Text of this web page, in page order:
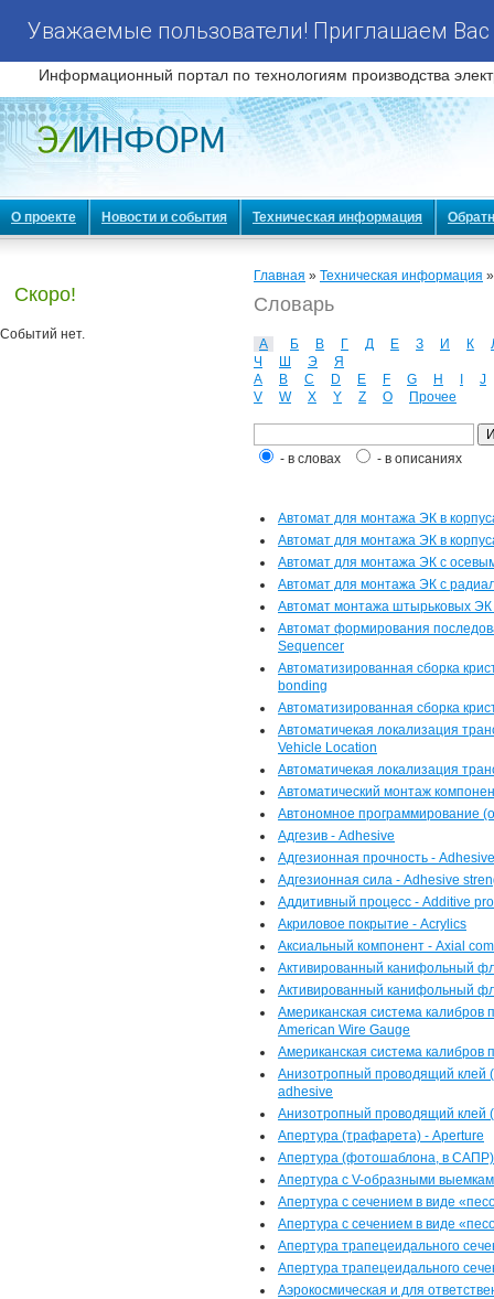
Уважаемые пользователи! Приглашаем
Информационный портал по технологиям производства
О проекте Новости и события Техническая информация
Скоро!
Событий нет.
Главная » Техническая информация
Словарь
А Б В Г Д Е З И К
Ч
Ш Э
Я
A
B C D E F G H
J
V
W X Y Z О Прочее
- в словах - в описаниях
Автомат для монтажа ЭК в
Автомат для монтажа ЭК в
Автомат для монтажа ЭК с
Автомат для монтажа ЭК с
Автомат монтажа штырьковых ЭК
Автомат формирования
Sequencer
Автоматизированная сборка
bonding
Автоматизированная сборка
Автоматичекая локализация
Vehicle Location
Автоматичекая локализация
Автоматический монтаж
Автономное программирование
Адгезив - Adhesive
Адгезионная прочность -
Адгезионная сила - Adhesive
Аддитивный процесс - Additive
Акриловое покрытие - Acrylics
Аксиальный компонент - Axial
Активированный канифольный
Активированный канифольный
Американская система калибров
American Wire Gauge
Американская система калибров
Анизотропный проводящий клей
adhesive
Анизотропный проводящий клей
Апертура (трафарета) - Aperture
Апертура (фотошаблона, в
Апертура с V-образными
Апертура с сечением в виде
Апертура с сечением в виде
Апертура трапецеидального
Апертура трапецеидального
Аэрокосмическая и для